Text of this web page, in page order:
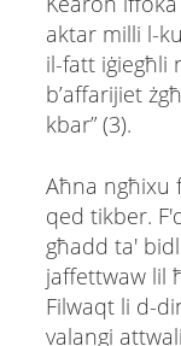
aktar milli l-
il-fatt iġiegħli
b’affarijiet
kbar” (3).
Aħna ngħixu
qed tikber.
għadd ta'
jaffettwaw lil
Filwaqt li d-
valangi